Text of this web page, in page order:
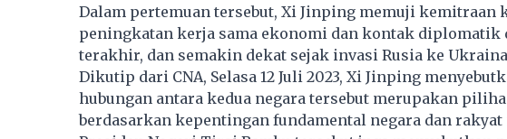
Dalam pertemuan tersebut, Xi Jinping memuji kemitraan
peningkatan kerja sama ekonomi dan kontak diplomatik
terakhir, dan semakin dekat sejak invasi Rusia ke
Dikutip dari CNA, Selasa 12 Juli 2023, Xi Jinping
hubungan antara kedua negara tersebut merupakan
berdasarkan kepentingan fundamental negara dan